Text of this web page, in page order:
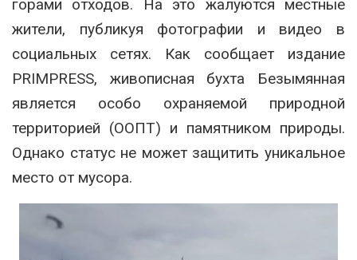
горами отходов. На это жалуются местные
жители, публикуя фотографии и видео в
социальных сетях. Как сообщает издание
PRIMPRESS, живописная бухта Безымянная
является особо охраняемой природной
территорией (ООПТ) и памятником природы.
Однако статус не может защитить уникальное
место от мусора.